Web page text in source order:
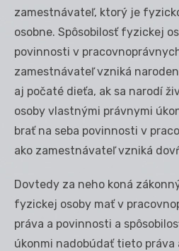
zamestnávateľ, ktorý je
osobne. Spôsobilosť fyzickej
povinnosti v
zamestnávateľ vzniká
aj počaté dieťa, ak sa narodí
osoby vlastnými právnymi
brať na seba povinnosti v
ako zamestnávateľ vzniká
Dovtedy za neho koná
fyzickej osoby mať v
práva a povinnosti a
úkonmi nadobúdať tieto práva